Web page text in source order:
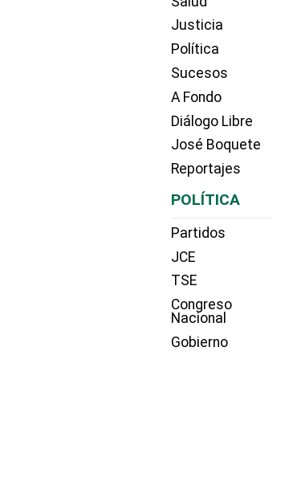
Justicia
Política
Sucesos
A Fondo
Diálogo Libre
José Boquete
Reportajes
POLÍTICA
Partidos
JCE
TSE
Congreso
Nacional
Gobierno